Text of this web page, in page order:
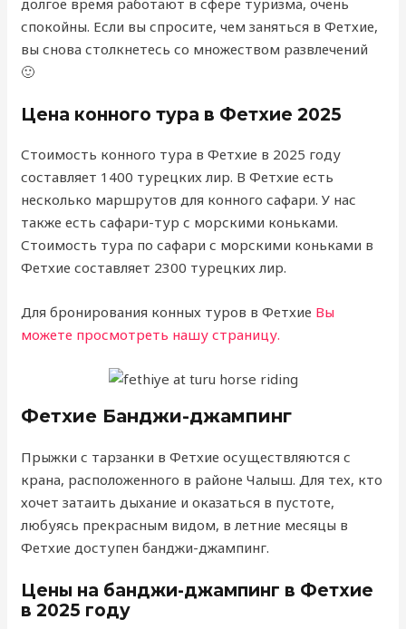
спокойны. Если вы спросите, чем заняться в Фетхие,
вы снова столкнетесь со множеством развлечений
🙂
Цена конного тура в Фетхие 2025
Стоимость конного тура в Фетхие в 2025 году
составляет 1400 турецких лир. В Фетхие есть
несколько маршрутов для конного сафари. У нас
также есть сафари-тур с морскими коньками.
Стоимость тура по сафари с морскими коньками в
Фетхие составляет 2300 турецких лир.
Для бронирования конных туров в Фетхие Вы
можете просмотреть нашу страницу.
Фетхие Банджи-джампинг
Прыжки с тарзанки в Фетхие осуществляются с
крана, расположенного в районе Чалыш. Для тех, кто
хочет затаить дыхание и оказаться в пустоте,
любуясь прекрасным видом, в летние месяцы в
Фетхие доступен банджи-джампинг.
Цены на банджи-джампинг в Фетхие
в 2025 году